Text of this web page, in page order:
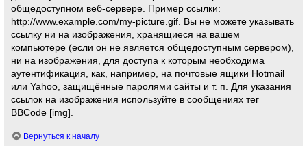
общедоступном веб-сервере. Пример ссылки:
http://www.example.com/my-picture.gif. Вы не можете указывать
ссылку ни на изображения, хранящиеся на вашем
компьютере (если он не является общедоступным сервером),
ни на изображения, для доступа к которым необходима
аутентификация, как, например, на почтовые ящики Hotmail
или Yahoo, защищённые паролями сайты и т. п. Для указания
ссылок на изображения используйте в сообщениях тег
BBCode [img].
Вернуться к началу